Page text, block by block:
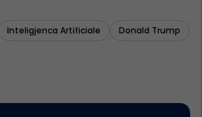
Inteligjenca Artificiale
Donald Trump